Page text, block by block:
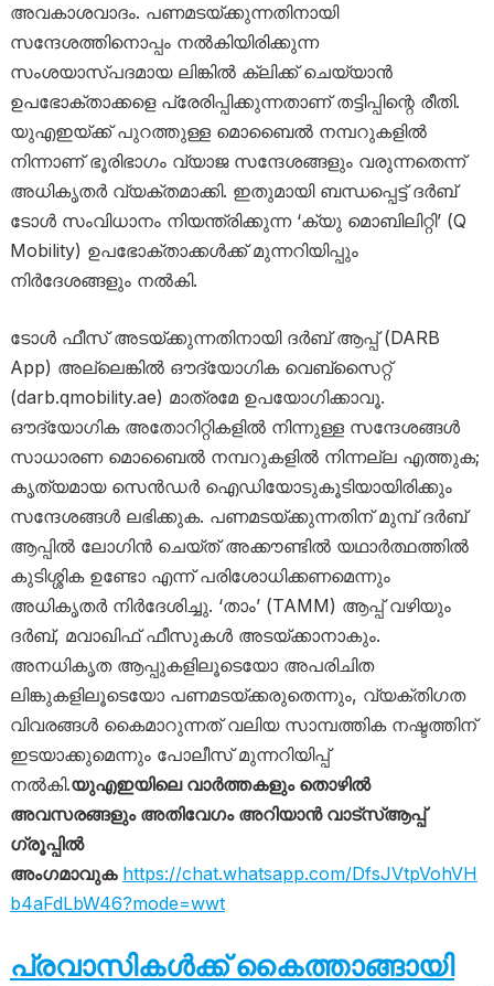
അവകാശവാദം. പണമടയ്ക്കുന്നതിനായി
സന്ദേശത്തിനൊപ്പം നൽകിയിരിക്കുന്ന
സംശയാസ്പദമായ ലിങ്കിൽ ക്ലിക്ക് ചെയ്യാൻ
ഉപഭോക്താക്കളെ പ്രേരിപ്പിക്കുന്നതാണ് തട്ടിപ്പിന്റെ രീതി.
യുഎഇയ്ക്ക് പുറത്തുള്ള മൊബൈൽ നമ്പറുകളിൽ
നിന്നാണ് ഭൂരിഭാഗം വ്യാജ സന്ദേശങ്ങളും വരുന്നതെന്ന്
അധികൃതർ വ്യക്തമാക്കി. ഇതുമായി ബന്ധപ്പെട്ട് ദർബ്
ടോൾ സംവിധാനം നിയന്ത്രിക്കുന്ന ‘ക്യു മൊബിലിറ്റി’ (Q
Mobility) ഉപഭോക്താക്കൾക്ക് മുന്നറിയിപ്പും
നിർദേശങ്ങളും നൽകി.
ടോൾ ഫീസ് അടയ്ക്കുന്നതിനായി ദർബ് ആപ്പ് (DARB
App) അല്ലെങ്കിൽ ഔദ്യോഗിക വെബ്‌സൈറ്റ്
(darb.qmobility.ae) മാത്രമേ ഉപയോഗിക്കാവൂ.
ഔദ്യോഗിക അതോറിറ്റികളിൽ നിന്നുള്ള സന്ദേശങ്ങൾ
സാധാരണ മൊബൈൽ നമ്പറുകളിൽ നിന്നല്ല എത്തുക;
കൃത്യമായ സെൻഡർ ഐഡിയോടുകൂടിയായിരിക്കും
സന്ദേശങ്ങൾ ലഭിക്കുക. പണമടയ്ക്കുന്നതിന് മുമ്പ് ദർബ്
ആപ്പിൽ ലോഗിൻ ചെയ്ത് അക്കൗണ്ടിൽ യഥാർത്ഥത്തിൽ
കുടിശ്ശിക ഉണ്ടോ എന്ന് പരിശോധിക്കണമെന്നും
അധികൃതർ നിർദേശിച്ചു. ‘താം’ (TAMM) ആപ്പ് വഴിയും
ദർബ്, മവാഖിഫ് ഫീസുകൾ അടയ്ക്കാനാകും.
അനധികൃത ആപ്പുകളിലൂടെയോ അപരിചിത
ലിങ്കുകളിലൂടെയോ പണമടയ്ക്കരുതെന്നും, വ്യക്തിഗത
വിവരങ്ങൾ കൈമാറുന്നത് വലിയ സാമ്പത്തിക നഷ്ടത്തിന്
ഇടയാക്കുമെന്നും പോലീസ് മുന്നറിയിപ്പ്
നൽകി.യുഎഇയിലെ വാർത്തകളും തൊഴിൽ
അവസരങ്ങളും അതിവേഗം അറിയാൻ വാട്സ്ആപ്പ്
ഗ്രൂപ്പിൽ
അംഗമാവുക https://chat.whatsapp.com/DfsJVtpVohVH
b4aFdLbW46?mode=wwt
പ്രവാസികൾക്ക് കൈത്താങ്ങായി